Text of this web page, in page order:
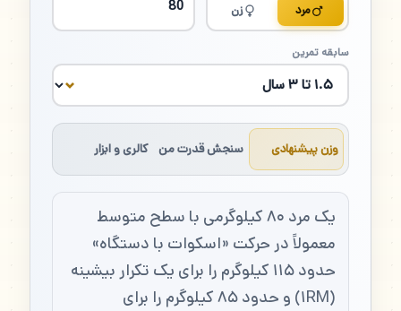
مرد زن
سابقه تمرین
وزن پیشنهادی سنجش قدرت من کالری و ابزار
یک مرد ۸۰ کیلوگرمی با سطح متوسط
معمولاً در حرکت «اسکوات با دستگاه»
حدود ۱۱۵ کیلوگرم را برای یک تکرار بیشینه
(۱RM) و حدود ۸۵ کیلوگرم را برای